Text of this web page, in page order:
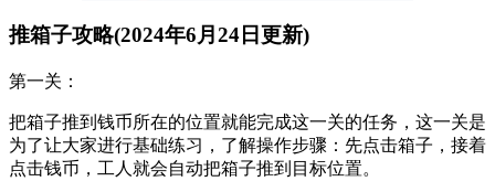
推箱子攻略(2024年6月24日更新)
第一关：
把箱子推到钱币所在的位置就能完成这一关的任务，这一关是
为了让大家进行基础练习，了解操作步骤：先点击箱子，接着
点击钱币，工人就会自动把箱子推到目标位置。